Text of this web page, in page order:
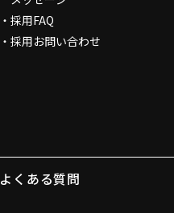
採用FAQ
採用お問い合わせ
よくある質問